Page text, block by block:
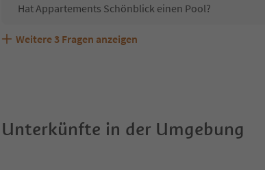
Hat Appartements Schönblick einen Pool?
Sind Haustiere in der Unterkunft Appartements
Welche Services bietet Appartements Schönblick?
Weitere 3 Fragen anzeigen
Unterkünfte in der Umgebung